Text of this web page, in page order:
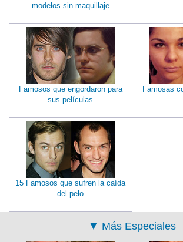
modelos sin maquillaje
Famosos que engordaron para
sus películas
Famosas
15 Famosos que sufren la caída
del pelo
▼ Más Especiales